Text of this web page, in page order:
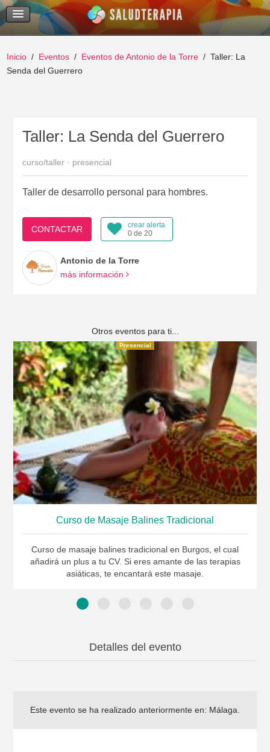
Temas Recientes
Buscar
Inicio Eventos Eventos de Antonio de la Torre
Taller: La
Senda del Guerrero
Taller: La Senda del Guerrero
curso/taller · presencial
Taller de desarrollo personal para hombres.
CONTACTAR
crear alerta
0 de 20
Antonio de la Torre
más información
Otros eventos para ti...
Curso de Masaje Balines Tradicional
Curso de masaje balines tradicional en Burgos, el cual
añadirá un plus a tu CV. Si eres amante de las terapias
asiáticas, te encantará este masaje.
Presencial
Detalles del evento
Este evento se ha realizado anteriormente en: Málaga